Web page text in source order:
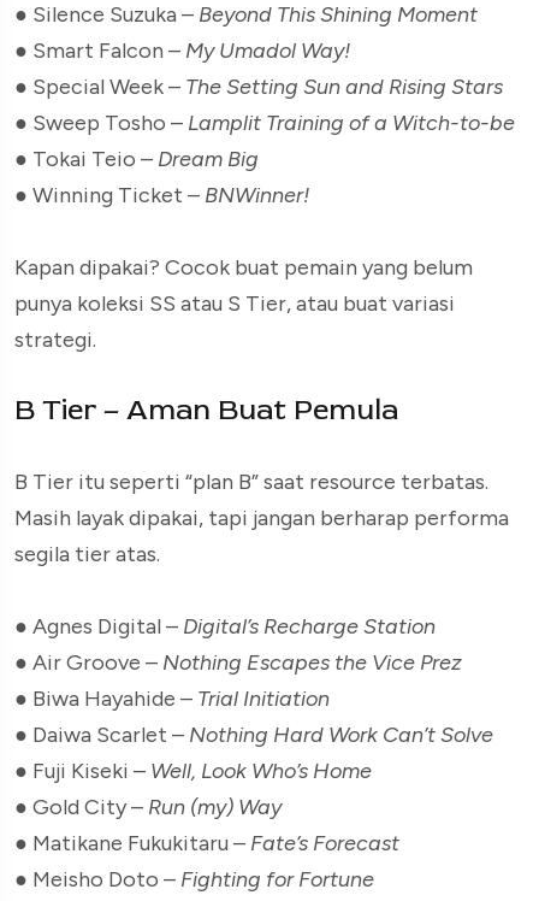
● Silence Suzuka – Beyond This Shining Moment
● Smart Falcon – My Umadol Way!
● Special Week – The Setting Sun and Rising Stars
● Sweep Tosho – Lamplit Training of a Witch-to-be
● Tokai Teio – Dream Big
● Winning Ticket – BNWinner!
Kapan dipakai? Cocok buat pemain yang belum
punya koleksi SS atau S Tier, atau buat variasi
strategi.
B Tier – Aman Buat Pemula
B Tier itu seperti “plan B” saat resource terbatas.
Masih layak dipakai, tapi jangan berharap performa
segila tier atas.
● Agnes Digital – Digital’s Recharge Station
● Air Groove – Nothing Escapes the Vice Prez
● Biwa Hayahide – Trial Initiation
● Daiwa Scarlet – Nothing Hard Work Can’t Solve
● Fuji Kiseki – Well, Look Who’s Home
● Gold City – Run (my) Way
● Matikane Fukukitaru – Fate’s Forecast
● Meisho Doto – Fighting for Fortune